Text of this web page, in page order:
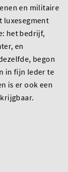
en militaire
luxesegment
het bedrijf,
en
begon
in fijn leder te
is er ook een